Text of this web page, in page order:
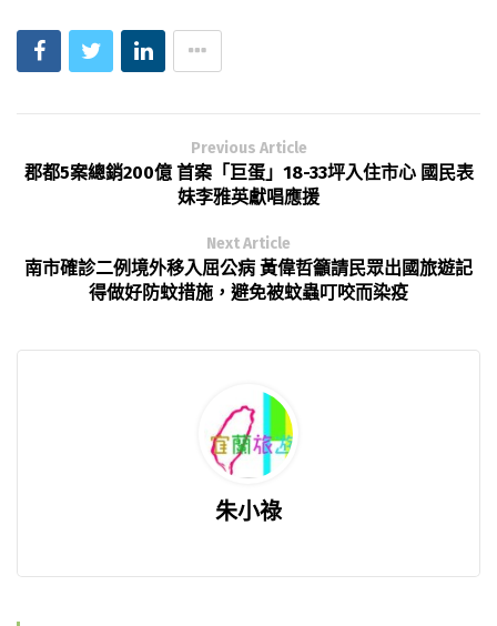
Previous Article
郡都5案總銷200億 首案「巨蛋」18-33坪入住市心 國民表
妹李雅英獻唱應援
Next Article
南市確診二例境外移入屈公病 黃偉哲籲請民眾出國旅遊記
得做好防蚊措施，避免被蚊蟲叮咬而染疫
朱小祿